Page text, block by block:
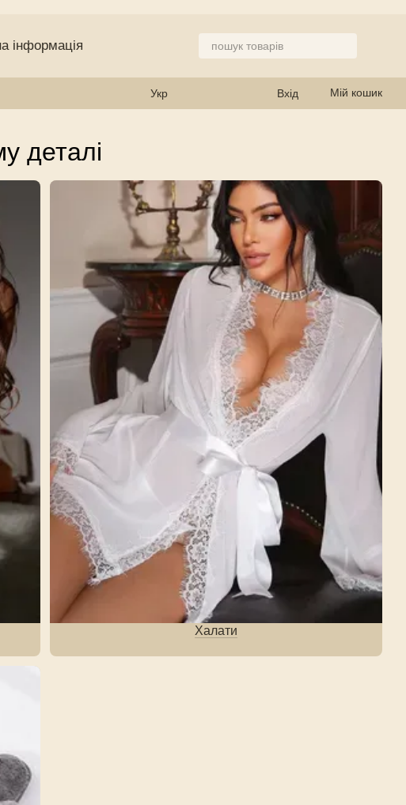
інформація
Укр Вхід Мій кошик
деталі
Халати